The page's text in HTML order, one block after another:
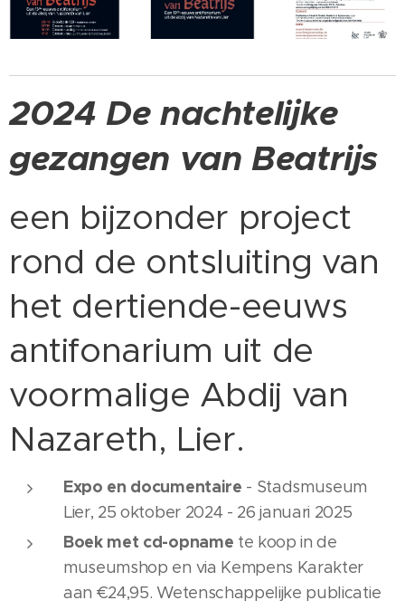
2024De nachtelijke
gezangen van Beatrijs
een bijzonder project
rond de ontsluiting van
het dertiende-eeuws
antifonarium uit de
voormalige Abdij van
Nazareth, Lier.
Expo en documentaire - Stadsmuseum
Lier, 25 oktober 2024 - 26 januari 2025
Boek met cd-opname te koop in de
museumshop en via Kempens Karakter
aan €24,95. Wetenschappelijke publicatie